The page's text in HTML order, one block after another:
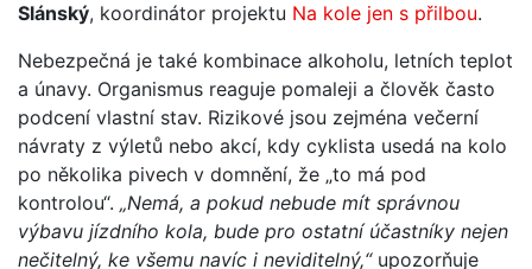
Slánský, koordinátor projektu Na kole jen s přilbou.
Nebezpečná je také kombinace alkoholu, letních teplot
a únavy. Organismus reaguje pomaleji a člověk často
podcení vlastní stav. Rizikové jsou zejména večerní
návraty z výletů nebo akcí, kdy cyklista usedá na kolo
po několika pivech v domnění, že „to má pod
kontrolou“. „Nemá, a pokud nebude mít správnou
výbavu jízdního kola, bude pro ostatní účastníky nejen
nečitelný, ke všemu navíc i neviditelný,“upozorňuje